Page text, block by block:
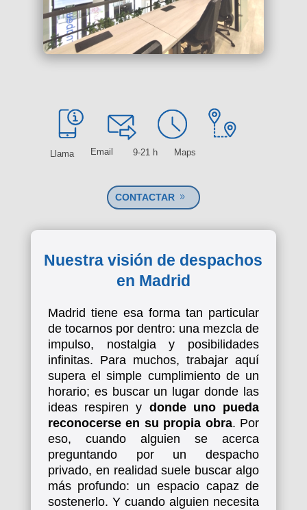
Llama Email 9-21 h Maps
CONTACTAR
Nuestra visión de despachos
en Madrid
Madrid tiene esa forma tan particular
de tocarnos por dentro: una mezcla de
impulso, nostalgia y posibilidades
infinitas. Para muchos, trabajar aquí
supera el simple cumplimiento de un
horario; es buscar un lugar donde las
ideas respiren y donde uno pueda
reconocerse en su propia obra. Por
eso, cuando alguien se acerca
preguntando por un despacho
privado, en realidad suele buscar algo
más profundo: un espacio capaz de
sostenerlo. Y cuando alguien necesita